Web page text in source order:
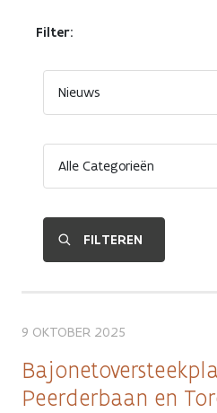
Filter:
9 OKTOBER 2025
Peerderbaan en